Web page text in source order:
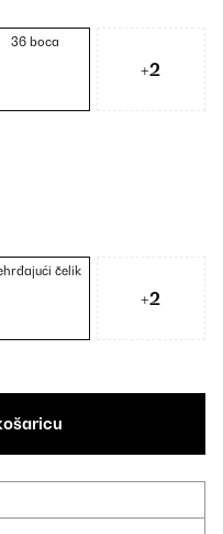
36 boca
+2
čelik
+2